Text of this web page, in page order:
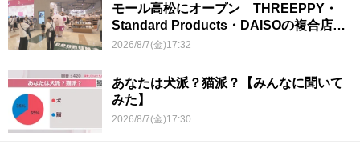
モール高松にオープン THREEPPY・
Standard Products・DAISOの複合店は
香川県初
2026/8/7(金)17:32
あなたは犬派？猫派？【みんなに聞いて
みた】
2026/8/7(金)17:30